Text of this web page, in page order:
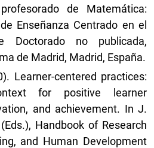
de Matemática:
Enseñanza Centrado en el
Doctorado no publicada,
de Madrid, Madrid, España.
Learner-centered practices:
for positive learner
and achievement. In J.
Handbook of Research
and Human Development